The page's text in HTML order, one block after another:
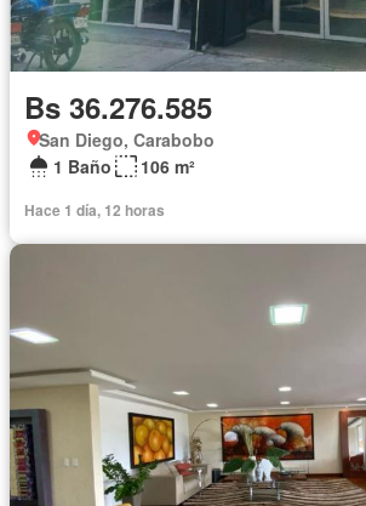
Bs 36.276.585
San Diego, Carabobo
1 Baño
106 m²
Hace 1 día, 12 horas